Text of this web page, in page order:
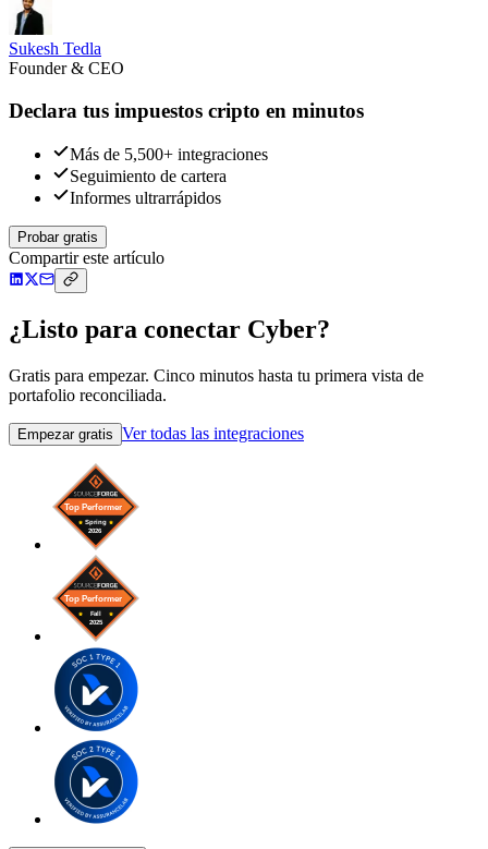
Sukesh Tedla
Founder & CEO
Declara tus impuestos cripto en minutos
Más de 5,500+ integraciones
Seguimiento de cartera
Informes ultrarrápidos
Probar gratis
Compartir este artículo
¿Listo para conectar Cyber?
Gratis para empezar. Cinco minutos hasta tu primera vista de
portafolio reconciliada.
Empezar gratis Ver todas las integraciones